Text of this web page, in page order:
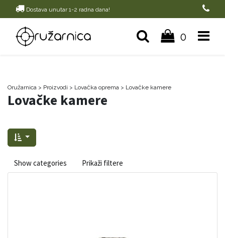
Dostava unutar 1-2 radna dana!
0
Oružarnica > Proizvodi > Lovačka oprema > Lovačke kamere
Lovačke kamere
Show categories Prikaži filtere